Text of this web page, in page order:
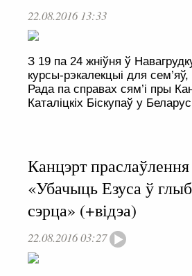
22.08.2016 13:33
З 19 па 24 жніўня ў
курсы-рэкалекцыі для сем’яў,
Рада па справах сям’і пры
Каталіцкіх Біскупаў у
Канцэрт
«Убачыць Езуса ў
сэрца» (+відэа)
22.08.2016 03:27